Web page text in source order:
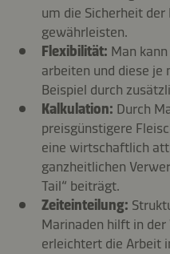
um die Sicherheit
gewährleisten.
Flexibilität: Man
arbeiten und diese je
Beispiel durch
Kalkulation: Durch
preisgünstigere
eine wirtschaftlich
ganzheitlichen
Tail“ beiträgt.
Zeiteinteilung:
Marinaden hilft in der
erleichtert die Arbeit